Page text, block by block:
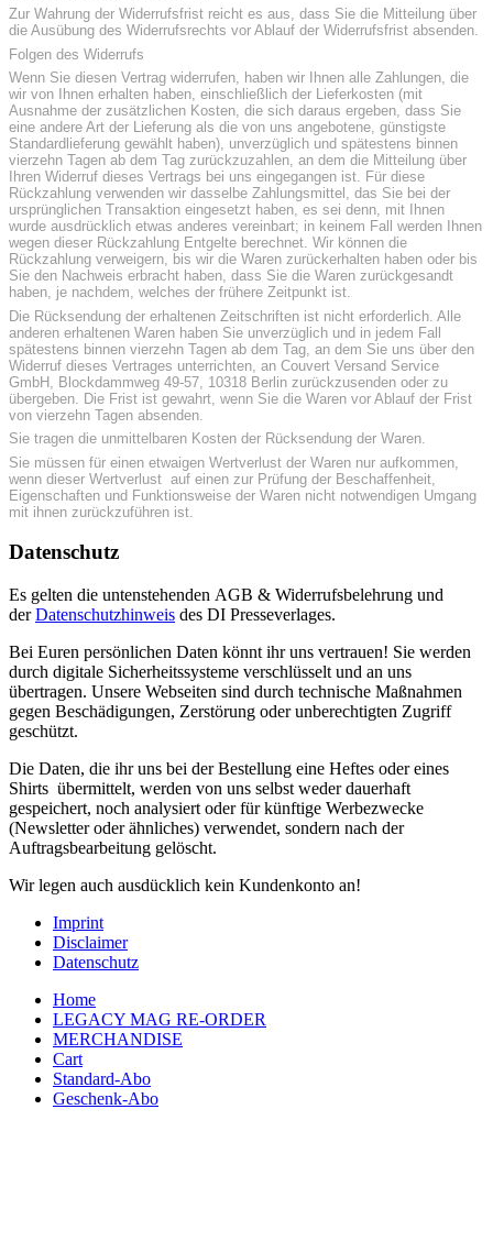
Zur Wahrung der Widerrufsfrist reicht es aus, dass Sie die Mitteilung über
die Ausübung des Widerrufsrechts vor Ablauf der Widerrufsfrist absenden.
Folgen des Widerrufs
Wenn Sie diesen Vertrag widerrufen, haben wir Ihnen alle Zahlungen, die
wir von Ihnen erhalten haben, einschließlich der Lieferkosten (mit
Ausnahme der zusätzlichen Kosten, die sich daraus ergeben, dass Sie
eine andere Art der Lieferung als die von uns angebotene, günstigste
Standardlieferung gewählt haben), unverzüglich und spätestens binnen
vierzehn Tagen ab dem Tag zurückzuzahlen, an dem die Mitteilung über
Ihren Widerruf dieses Vertrags bei uns eingegangen ist. Für diese
Rückzahlung verwenden wir dasselbe Zahlungsmittel, das Sie bei der
ursprünglichen Transaktion eingesetzt haben, es sei denn, mit Ihnen
wurde ausdrücklich etwas anderes vereinbart; in keinem Fall werden Ihnen
wegen dieser Rückzahlung Entgelte berechnet. Wir können die
Rückzahlung verweigern, bis wir die Waren zurückerhalten haben oder bis
Sie den Nachweis erbracht haben, dass Sie die Waren zurückgesandt
haben, je nachdem, welches der frühere Zeitpunkt ist.
Die Rücksendung der erhaltenen Zeitschriften ist nicht erforderlich. Alle
anderen erhaltenen Waren haben Sie unverzüglich und in jedem Fall
spätestens binnen vierzehn Tagen ab dem Tag, an dem Sie uns über den
Widerruf dieses Vertrages unterrichten, an Couvert Versand Service
GmbH, Blockdammweg 49-57, 10318 Berlin zurückzusenden oder zu
übergeben. Die Frist ist gewahrt, wenn Sie die Waren vor Ablauf der Frist
von vierzehn Tagen absenden.
Sie tragen die unmittelbaren Kosten der Rücksendung der Waren.
Sie müssen für einen etwaigen Wertverlust der Waren nur aufkommen,
wenn dieser Wertverlust auf einen zur Prüfung der Beschaffenheit,
Eigenschaften und Funktionsweise der Waren nicht notwendigen Umgang
mit ihnen zurückzuführen ist.
Datenschutz
Es gelten die untenstehenden AGB & Widerrufsbelehrung und
derDatenschutzhinweis des DI Presseverlages.
Bei Euren persönlichen Daten könnt ihr uns vertrauen! Sie werden
durch digitale Sicherheitssysteme verschlüsselt und an uns
übertragen. Unsere Webseiten sind durch technische Maßnahmen
gegen Beschädigungen, Zerstörung oder unberechtigten Zugriff
geschützt.
Die Daten, die ihr uns bei der Bestellung eine Heftes oder eines
Shirts übermittelt, werden von uns selbst weder dauerhaft
gespeichert, noch analysiert oder für künftige Werbezwecke
(Newsletter oder ähnliches) verwendet, sondern nach der
Auftragsbearbeitung gelöscht.
Wir legen auch ausdücklich kein Kundenkonto an!
Imprint
Disclaimer
Datenschutz
Home
LEGACY MAG RE-ORDER
MERCHANDISE
Cart
Standard-Abo
Geschenk-Abo